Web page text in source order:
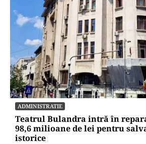
ADMINISTRATIE
Teatrul Bulandra intră în
98,6 milioane de lei pentru
istorice